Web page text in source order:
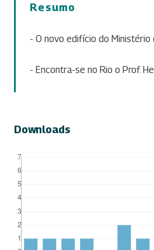
Resumo
- O novo edifício do Ministério
- Encontra-se no Rio o Prof.
Downloads